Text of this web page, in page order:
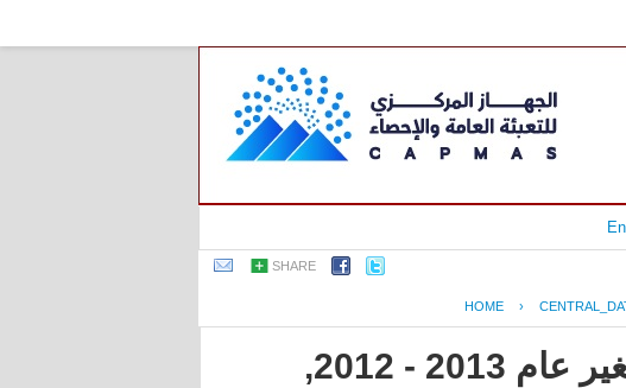
SHARE
HOME ›
جمهورية مصر العربية - إحصاءات التخزين لحساب الغير عام 2013 - 2012,